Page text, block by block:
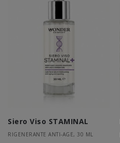
Siero Viso STAMINAL
RIGENERANTE ANTI-AGE, 30 ML